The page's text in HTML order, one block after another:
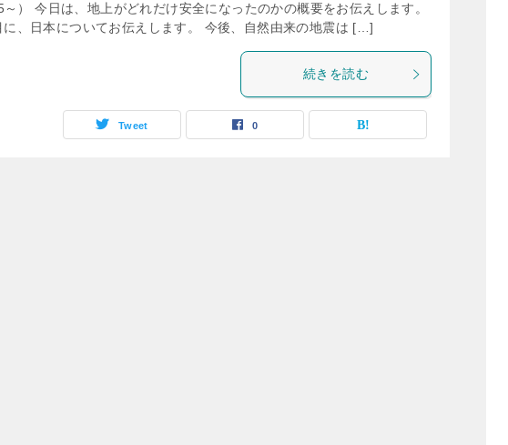
） 今日は、地上がどれだけ安全になったのかの概要をお伝えします。
に、日本についてお伝えします。 今後、自然由来の地震は […]
続きを読む
Tweet 0